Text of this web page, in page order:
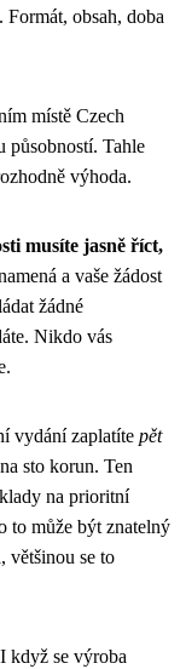
obsah, doba
místě Czech
působností. Tahle
výhoda.
musíte jasně říct,
a vaše žádost
žádné
Nikdo vás
vydání zaplatíte pět
sto korun. Ten
na prioritní
to může být znatelný
většinou se to
když se výroba